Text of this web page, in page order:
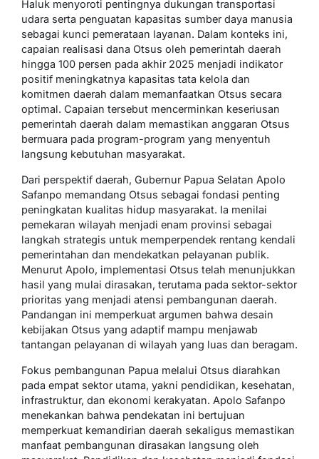
Haluk menyoroti pentingnya dukungan transportasi
udara serta penguatan kapasitas sumber daya manusia
sebagai kunci pemerataan layanan. Dalam konteks ini,
capaian realisasi dana Otsus oleh pemerintah daerah
hingga 100 persen pada akhir 2025 menjadi indikator
positif meningkatnya kapasitas tata kelola dan
komitmen daerah dalam memanfaatkan Otsus secara
optimal. Capaian tersebut mencerminkan keseriusan
pemerintah daerah dalam memastikan anggaran Otsus
bermuara pada program-program yang menyentuh
langsung kebutuhan masyarakat.
Dari perspektif daerah, Gubernur Papua Selatan Apolo
Safanpo memandang Otsus sebagai fondasi penting
peningkatan kualitas hidup masyarakat. Ia menilai
pemekaran wilayah menjadi enam provinsi sebagai
langkah strategis untuk memperpendek rentang kendali
pemerintahan dan mendekatkan pelayanan publik.
Menurut Apolo, implementasi Otsus telah menunjukkan
hasil yang mulai dirasakan, terutama pada sektor-sektor
prioritas yang menjadi atensi pembangunan daerah.
Pandangan ini memperkuat argumen bahwa desain
kebijakan Otsus yang adaptif mampu menjawab
tantangan pelayanan di wilayah yang luas dan beragam.
Fokus pembangunan Papua melalui Otsus diarahkan
pada empat sektor utama, yakni pendidikan, kesehatan,
infrastruktur, dan ekonomi kerakyatan. Apolo Safanpo
menekankan bahwa pendekatan ini bertujuan
memperkuat kemandirian daerah sekaligus memastikan
manfaat pembangunan dirasakan langsung oleh